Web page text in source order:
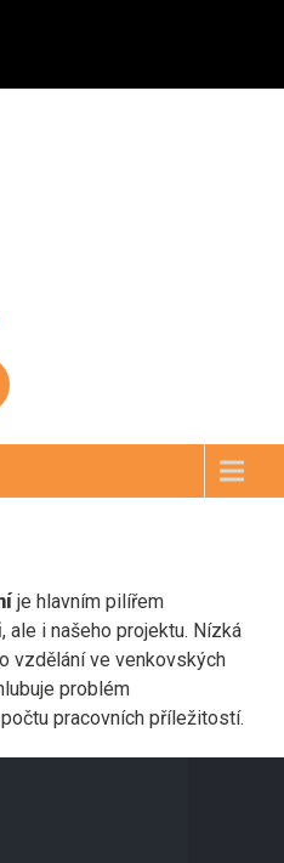
je hlavním pilířem
, ale i našeho projektu. Nízká
vzdělání ve venkovských
problém
pracovních příležitostí.